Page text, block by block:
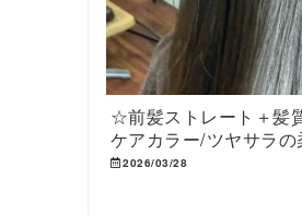
☆前髪ストレート＋髪
ケアカラー/ツヤサラ
2026/03/28